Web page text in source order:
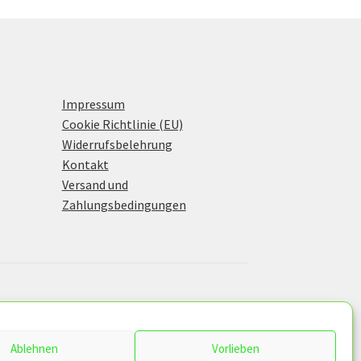
Ablehnen Vorlieben
Impressum
Cookie Richtlinie (EU)
Widerrufsbelehrung
Kontakt
Versand und
Zahlungsbedingungen